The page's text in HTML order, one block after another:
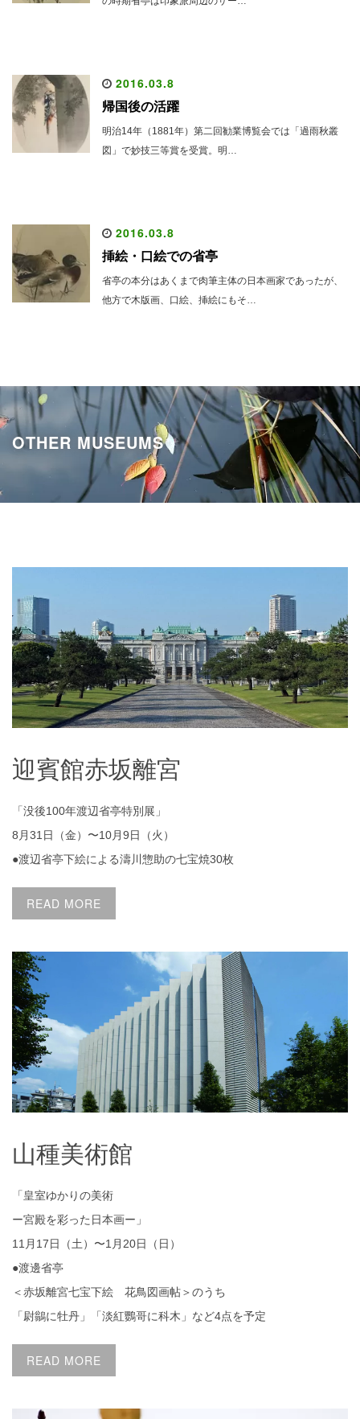
2016.03.8
帰国後の活躍
明治14年（1881年）第二回勧業博覧会では「過雨秋叢
図」で妙技三等賞を受賞。明…
2016.03.8
挿絵・口絵での省亭
省亭の本分はあくまで肉筆主体の日本画家であったが、
他方で木版画、口絵、挿絵にもそ…
OTHER MUSEUMS
迎賓館赤坂離宮
「没後100年渡辺省亭特別展」
8月31日（金）〜10月9日（火）
●渡辺省亭下絵による濤川惣助の七宝焼30枚
READ MORE
山種美術館
山種美術館
「皇室ゆかりの美術
ー宮殿を彩った日本画ー」
11月17日（土）〜1月20日（日）
●渡邊省亭
＜赤坂離宮七宝下絵 花鳥図画帖＞のうち
「尉鶲に牡丹」「淡紅鸚哥に科木」など4点を予定
READ MORE